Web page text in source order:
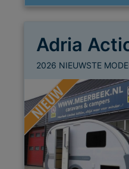
2026 NIEUWSTE